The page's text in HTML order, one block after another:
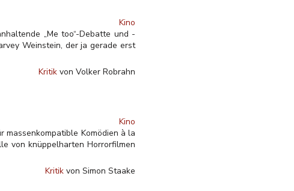
Kino
„Me too“-Debatte und -
Weinstein, der ja gerade erst
Kritik von Volker Robrahn
Kino
massenkompatible Komödien à la
von knüppelharten Horrorfilmen
Kritik von Simon Staake